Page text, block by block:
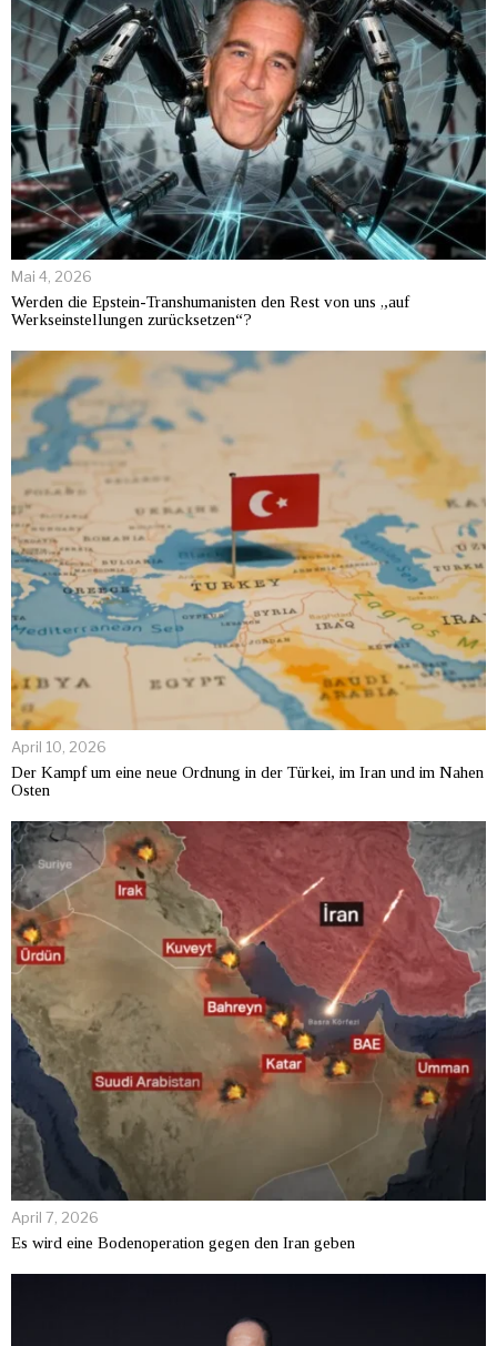
Mai 4, 2026
Werden die Epstein-Transhumanisten den Rest von uns „auf
Werkseinstellungen zurücksetzen“?
April 10, 2026
Der Kampf um eine neue Ordnung in der Türkei, im Iran und im Nahen
Osten
April 7, 2026
Es wird eine Bodenoperation gegen den Iran geben